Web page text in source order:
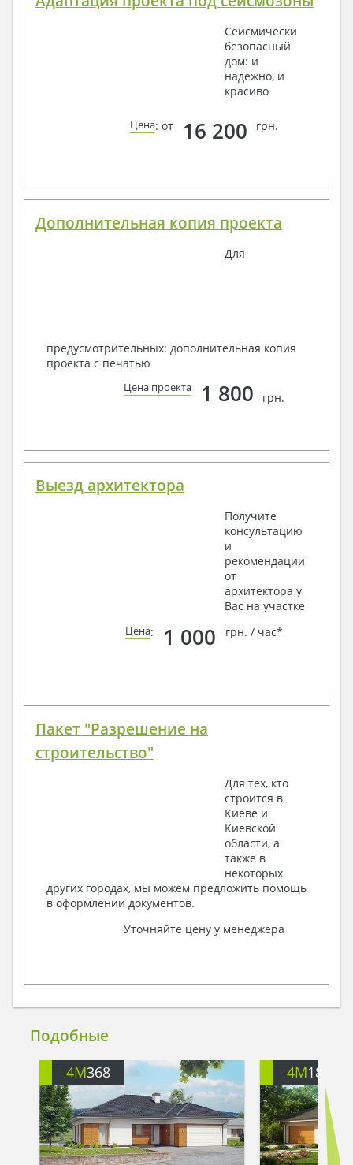
Сейсмически
безопасный
дом: и
надежно, и
красиво
Цена: от 16 200 грн.
Дополнительная копия проекта
Для
предусмотрительных: дополнительная копия
проекта с печатью
Цена проекта 1 800 грн.
Выезд архитектора
Получите
консультацию
и
рекомендации
от
архитектора у
Вас на участке
Цена: 1 000 грн. / час*
Пакет "Разрешение на
строительство"
Для тех, кто
строится в
Киеве и
Киевской
области, а
также в
некоторых
других городах, мы можем предложить помощь
в оформлении документов.
Уточняйте цену у менеджера
Подобные
4M368 4M184